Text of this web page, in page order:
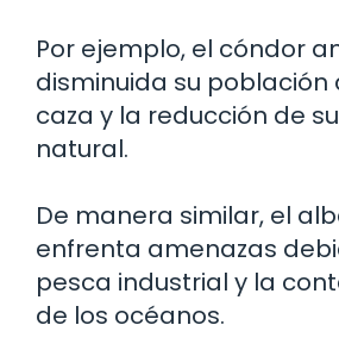
Por ejemplo, el cóndor
disminuida su población
caza y la reducción de
natural.
De manera similar, el
enfrenta amenazas
pesca industrial y la
de los océanos.